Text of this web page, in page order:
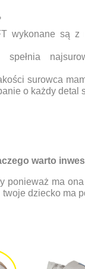
wykonane są
surowca
o każdy
warto
ponieważ ma
dziecko ma